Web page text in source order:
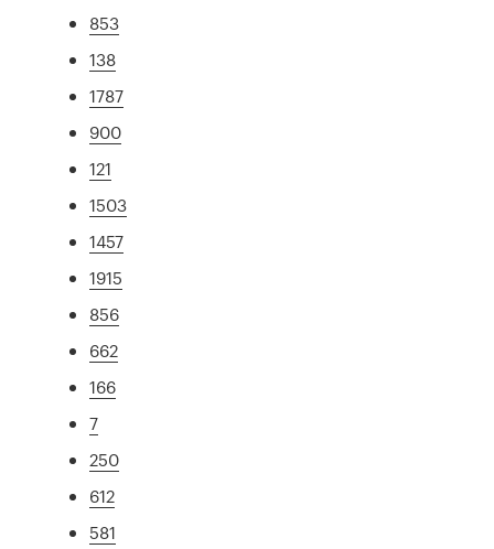
853
138
1787
900
121
1503
1457
1915
856
662
166
7
250
612
581